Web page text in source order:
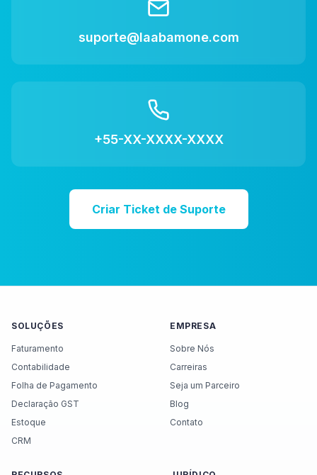
suporte@laabamone.com
+55-XX-XXXX-XXXX
Criar Ticket de Suporte
SOLUÇÕES
Faturamento
Contabilidade
Folha de Pagamento
Declaração GST
Estoque
CRM
EMPRESA
Sobre Nós
Carreiras
Seja um Parceiro
Blog
Contato